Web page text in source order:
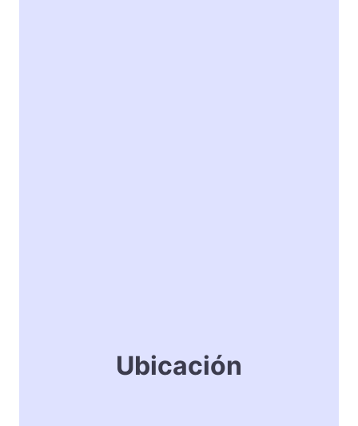
Ubicación